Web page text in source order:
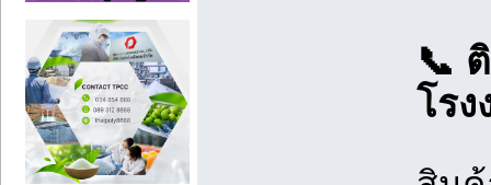
📞
โรง